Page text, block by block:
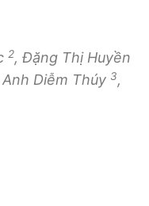
2, Đặng Thị Huyền
Diễm Thúy 3,